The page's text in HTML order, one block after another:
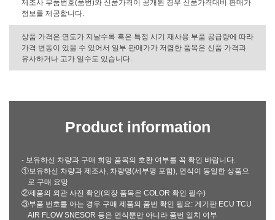
제조사 부품번호(품번)와 신품가격이 공개된 경우 신품가격대비 판매가
정보를 제공합니다.
상품 가격은 연도가 지날수록 혹은 특정 시기 재사용 부품 공급량에 따라
가격 변동이 있을 수 있어서 일부 판매가가 저렴한 품목은 신품 가격과
유사하거나 고가 일수도 있습니다.
Product information
- 보유하신 차량과 구매 희망 품목의 호환 여부를 꼭 확인 바랍니다.
①보유하신 차량과 제조사, 차량명(세부명 포함), 연식이 동일한 상품으
로 구매 요망
②제품의 외관 사진 확인(외장 품목은 COLOR 확인 필수)
③부품 번호를 아는 경우 구매 제품의 품번 확인 필요: 계기판 ECU TCU
AIR FLOW SNESOR 등은 연식뿐만 아니라 품번 일치 여부